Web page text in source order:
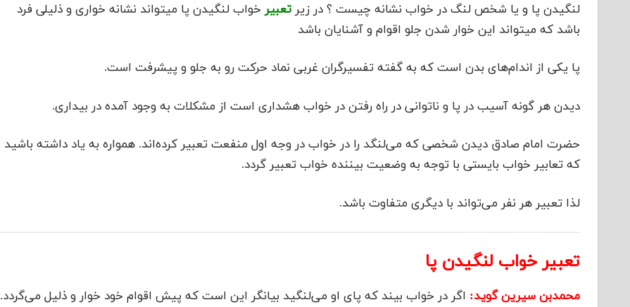
لنگیدن پا و یا شخص لنگ در خواب نشانه چیست ؟ در زیرتعبیرخواب لنگیدن پا میتواند نشانه خواری و ذلیلی فرد
باشد که میتواند این خوار شدن جلو اقوام و آشنایان باشد
پا یکی از اندام‌های بدن است که به گفته تفسیرگران غربی نماد حرکت رو به جلو و پیشرفت است.
دیدن هر گونه آسیب در پا و ناتوانی در راه رفتن در خواب هشداری است از مشکلات به وجود آمده در بیداری.
حضرت امام صادق دیدن شخصی که می‌لنگد را در خواب در وجه اول منفعت تعبیر کرده‌اند. همواره به یاد داشته باشید
که تعابیر خواب بایستی با توجه به وضعیت بیننده خواب تعبیر گردد.
لذا تعبیر هر نفر می‌تواند با دیگری متفاوت باشد.
تعبیر خواب لنگیدن پا
محمدبن سیرین گوید: اگر در خواب بیند که پای او می‌لنگید بیانگر این است که پیش اقوام خود خوار و ذلیل می‌گردد.